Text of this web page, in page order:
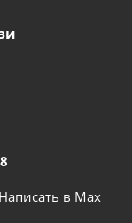
Написать в Мах